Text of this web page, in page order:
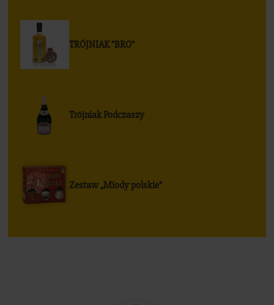
TRÓJNIAK ”BRO”
Trójniak Podczaszy
Zestaw „Miody polskie”